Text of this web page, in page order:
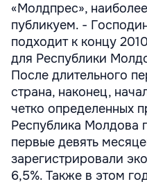
«Молдпрес»,
публикуем. -
подходит к концу
для Республики
После длительного
страна, наконец,
четко определенных
Республика Молдова
первые девять
зарегистрировали
6,5%. Также в этом